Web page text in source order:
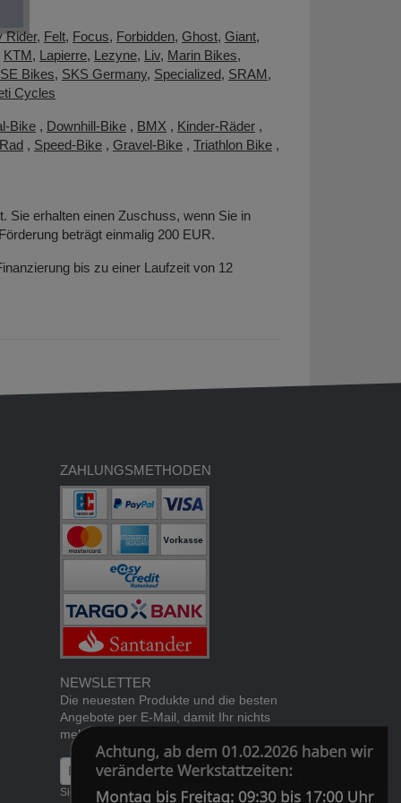
Rider, Felt, Focus, Forbidden, Ghost, Giant,
KTM, Lapierre, Lezyne, Liv, Marin Bikes,
SE Bikes, SKS Germany, Specialized, SRAM,
Cycles
Bike , Downhill-Bike , BMX , Kinder-Räder ,
, Speed-Bike , Gravel-Bike , Triathlon Bike ,
Sie erhalten einen Zuschuss, wenn Sie in
beträgt einmalig 200 EUR.
bis zu einer Laufzeit von 12
ZAHLUNGSMETHODEN
NEWSLETTER
Die neuesten Produkte und die besten
Angebote per E-Mail, damit Ihr nichts
mehr verpasst.
Newsletter Abonnieren
Sie können den Newsletter jederzeit